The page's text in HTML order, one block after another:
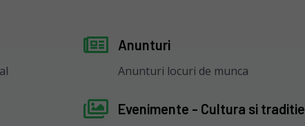
Anunturi
Anunturi locuri de munca
Evenimente - Cultura si traditie